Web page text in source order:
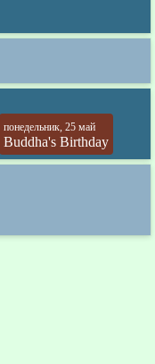
понедельник, 25 май
Buddha's Birthday